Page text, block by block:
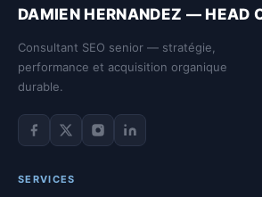
DAMIEN HERNANDEZ — HEAD
Consultant SEO senior — stratégie,
performance et acquisition organique
durable.
Facebook de Damien
Twitter de Damien
Instagram de Damien
LinkedIn de
SERVICES